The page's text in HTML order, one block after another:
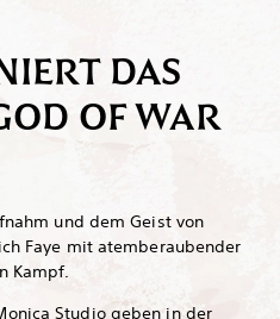
DAS
OF WAR
und dem Geist von
Faye mit atemberaubender
Kampf.
Studio geben in der